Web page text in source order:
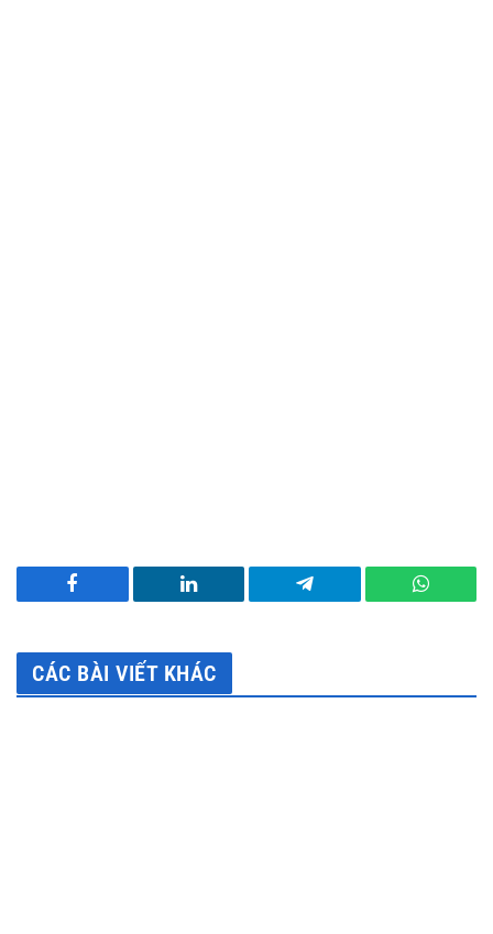
Facebook LinkedIn Telegram
CÁC BÀI VIẾT KHÁC